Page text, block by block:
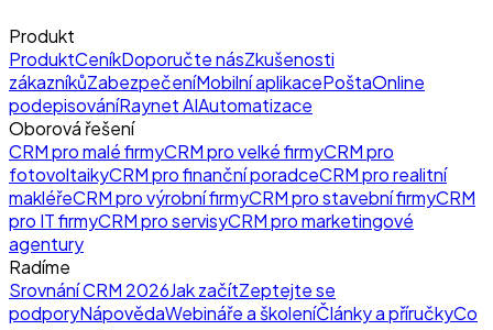
Produkt
ProduktCeníkDoporučte násZkušenosti
zákazníkůZabezpečeníMobilní aplikacePoštaOnline
podepisováníRaynet AIAutomatizace
Oborová řešení
CRM pro malé firmyCRM pro velké firmyCRM pro
fotovoltaikyCRM pro finanční poradceCRM pro realitní
makléřeCRM pro výrobní firmyCRM pro stavební firmyCRM
pro IT firmyCRM pro servisyCRM pro marketingové
agentury
Radíme
Srovnání CRM 2026Jak začítZeptejte se
podporyNápovědaWebináře a školeníČlánky a příručkyCo